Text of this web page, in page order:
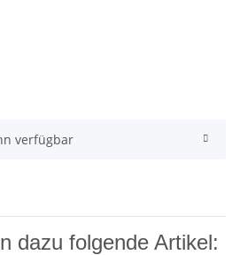
verfügbar
dazu folgende Artikel: